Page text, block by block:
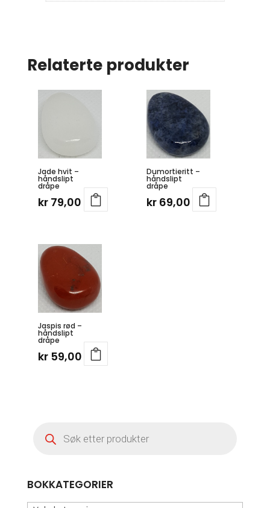
Relaterte produkter
Jade hvit –
håndslipt
dråpe
kr79,00
Dumortieritt –
håndslipt
dråpe
kr 69,00
Jaspis rød –
håndslipt
dråpe
kr59,00
search
BOKKATEGORIER